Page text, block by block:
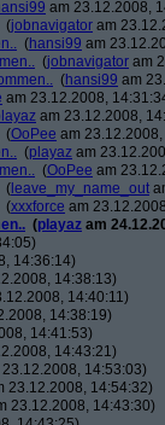
am 23.12.2008,
(jobnavigator am
(hansi99 am
(jobnavigator am
(hansi99 am
am 23.12.2008,
am 23.12.2008,
(OoPee am
(playaz am
(OoPee am
( leave_my_name_out
(xxxforce am
(playaz am
14:36:14)
14:38:13)
14:40:11)
14:38:19)
14:41:53)
14:43:21)
14:53:03)
23.12.2008, 14:54:32)
23.12.2008, 14:43:30)